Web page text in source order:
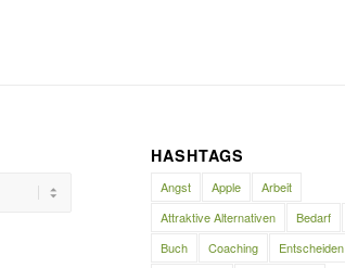
HASHTAGS
Angst Apple
Arbeit
Attraktive Alternativen
Bedarf
Buch
Coaching
Entscheiden